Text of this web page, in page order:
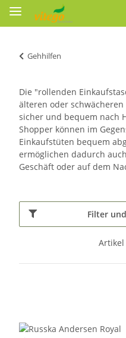
Gehhilfen
Die "rollenden
älteren oder schwächeren
sicher und bequem nach
Shopper können im
Einkaufstüten bequem
ermöglichen dadurch
Geschäft oder auf dem
Filter
Artikel